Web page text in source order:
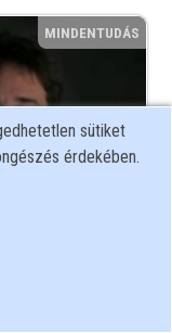
MINDENTUDÁS
sütiket
érdekében.